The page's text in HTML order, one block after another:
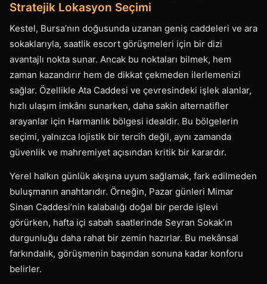
Stratejik Lokasyon Seçimi
Kestel, Bursa’nın doğusunda uzanan geniş caddeleri ve ara
sokaklarıyla, saatlik escort görüşmeleri için bir dizi
avantajlı nokta sunar. Ancak bu noktaları bilmek, hem
zaman kazandırır hem de dikkat çekmeden ilerlemenizi
sağlar. Özellikle Ata Caddesi ve çevresindeki işlek alanlar,
hızlı ulaşım imkânı sunarken, daha sakin alternatifler
arayanlar için Harmanlık bölgesi idealdir. Bu bölgelerin
seçimi, yalnızca lojistik bir tercih değil, aynı zamanda
güvenlik ve mahremiyet açısından kritik bir karardır.
Yerel halkın günlük akışına uyum sağlamak, fark edilmeden
buluşmanın anahtarıdır. Örneğin, Pazar günleri Mimar
Sinan Caddesi’nin kalabalığı doğal bir perde işlevi
görürken, hafta içi sabah saatlerinde Seyran Sokak’ın
durgunluğu daha rahat bir zemin hazırlar. Bu mekânsal
farkındalık, görüşmenin başından sonuna kadar konforu
belirler.